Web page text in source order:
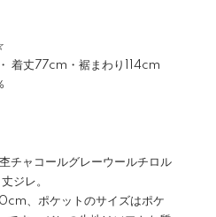
着丈77cm・裾まわり114cm
チャコールグレーウールチロル
ジレ。
、ポケットのサイズはポケ